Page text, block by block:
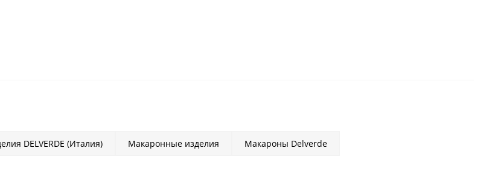
DELVERDE (Италия) Макаронные изделия Макароны Delverde